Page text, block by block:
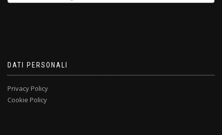
DATI PERSONALI
Privacy Policy
Cookie Policy